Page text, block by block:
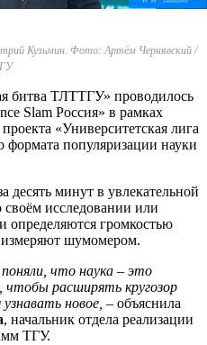
Кузьмин. Фото: Артём Чернявский /
битва ТЛТТГУ» проводилось
Slam Россия» в рамках
«Университетская лига
популяризации науки
десять минут в увлекательной
своём исследовании или
определяются громкостью
измеряют шумомером.
что наука – это
расширять кругозор
новое, – объяснила
, начальник отдела реализации
ТГУ.